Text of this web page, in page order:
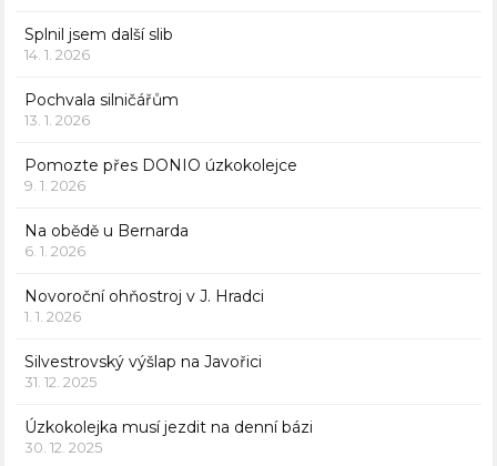
Splnil jsem další slib
14. 1. 2026
Pochvala silničářům
13. 1. 2026
Pomozte přes DONIO úzkokolejce
9. 1. 2026
Na obědě u Bernarda
6. 1. 2026
Novoroční ohňostroj v J. Hradci
1. 1. 2026
Silvestrovský výšlap na Javořici
31. 12. 2025
Úzkokolejka musí jezdit na denní bázi
30. 12. 2025